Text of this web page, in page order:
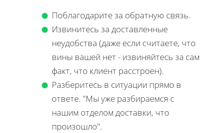
Поблагодарите за обратную связь.
Извинитесь за доставленные
неудобства (даже если считаете, что
вины вашей нет - извиняйтесь за сам
факт, что клиент расстроен).
Разберитесь в ситуации прямо в
ответе. "Мы уже разбираемся с
нашим отделом доставки, что
произошло".